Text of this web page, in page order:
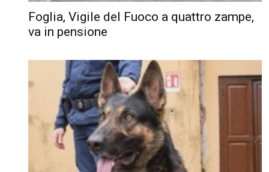
Foglia, Vigile del Fuoco a quattro zampe,
va in pensione